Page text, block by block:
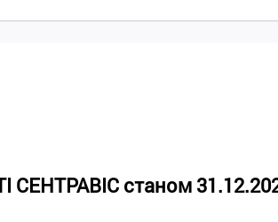
станом